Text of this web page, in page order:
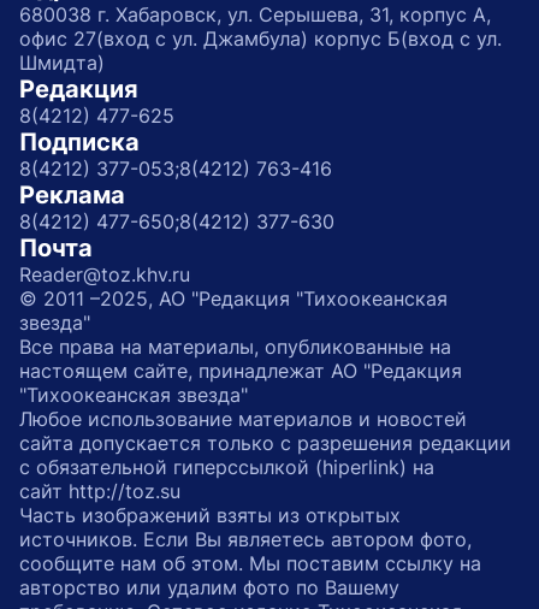
680038 г. Хабаровск, ул. Серышева, 31, корпус А,
офис 27(вход с ул. Джамбула) корпус Б(вход с ул.
Шмидта)
Редакция
8(4212) 477-625
Подписка
8(4212) 377-053;8(4212) 763-416
Реклама
8(4212) 477-650;8(4212) 377-630
Почта
Reader@toz.khv.ru
© 2011 –2025, АО "Редакция "Тихоокеанская
звезда"
Все права на материалы, опубликованные на
настоящем сайте, принадлежат АО "Редакция
"Тихоокеанская звезда"
Любое использование материалов и новостей
сайта допускается только с разрешения редакции
с обязательной гиперссылкой (hiperlink) на
сайт http://toz.su
Часть изображений взяты из открытых
источников. Если Вы являетесь автором фото,
сообщите нам об этом. Мы поставим ссылку на
авторство или удалим фото по Вашему